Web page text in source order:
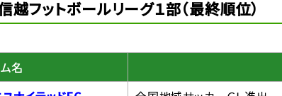
越フットボールリーグ１部（最終順位）
名